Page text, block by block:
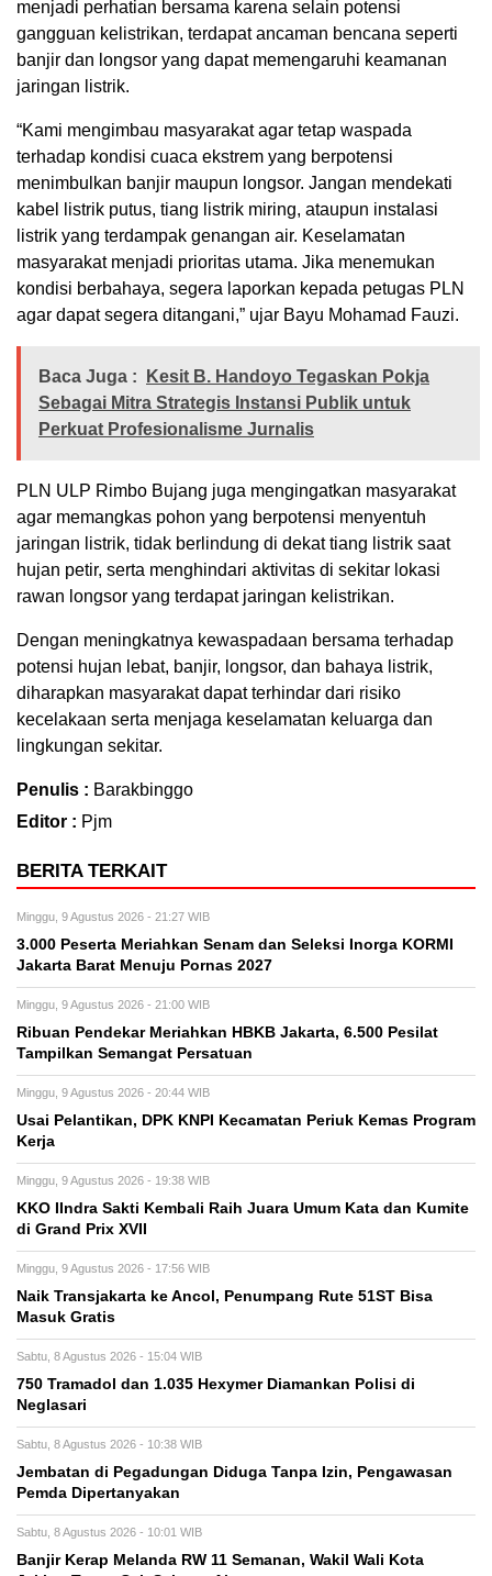
menjadi perhatian bersama karena selain potensi
gangguan kelistrikan, terdapat ancaman bencana seperti
banjir dan longsor yang dapat memengaruhi keamanan
jaringan listrik.
“Kami mengimbau masyarakat agar tetap waspada
terhadap kondisi cuaca ekstrem yang berpotensi
menimbulkan banjir maupun longsor. Jangan mendekati
kabel listrik putus, tiang listrik miring, ataupun instalasi
listrik yang terdampak genangan air. Keselamatan
masyarakat menjadi prioritas utama. Jika menemukan
kondisi berbahaya, segera laporkan kepada petugas PLN
agar dapat segera ditangani,” ujar Bayu Mohamad Fauzi.
Baca Juga :
Kesit B. Handoyo Tegaskan Pokja
Sebagai Mitra Strategis Instansi Publik untuk
Perkuat Profesionalisme Jurnalis
PLN ULP Rimbo Bujang juga mengingatkan masyarakat
agar memangkas pohon yang berpotensi menyentuh
jaringan listrik, tidak berlindung di dekat tiang listrik saat
hujan petir, serta menghindari aktivitas di sekitar lokasi
rawan longsor yang terdapat jaringan kelistrikan.
Dengan meningkatnya kewaspadaan bersama terhadap
potensi hujan lebat, banjir, longsor, dan bahaya listrik,
diharapkan masyarakat dapat terhindar dari risiko
kecelakaan serta menjaga keselamatan keluarga dan
lingkungan sekitar.
Penulis : Barakbinggo
Editor : Pjm
BERITA TERKAIT
Minggu, 9 Agustus 2026 - 21:27 WIB
3.000 Peserta Meriahkan Senam dan Seleksi Inorga KORMI
Jakarta Barat Menuju Pornas 2027
Minggu, 9 Agustus 2026 - 21:00 WIB
Ribuan Pendekar Meriahkan HBKB Jakarta, 6.500 Pesilat
Tampilkan Semangat Persatuan
Minggu, 9 Agustus 2026 - 20:44 WIB
Usai Pelantikan, DPK KNPI Kecamatan Periuk Kemas Program
Kerja
Minggu, 9 Agustus 2026 - 19:38 WIB
KKO IIndra Sakti Kembali Raih Juara Umum Kata dan Kumite
di Grand Prix XVII
Minggu, 9 Agustus 2026 - 17:56 WIB
Naik Transjakarta ke Ancol, Penumpang Rute 51ST Bisa
Masuk Gratis
Sabtu, 8 Agustus 2026 - 15:04 WIB
750 Tramadol dan 1.035 Hexymer Diamankan Polisi di
Neglasari
Sabtu, 8 Agustus 2026 - 10:38 WIB
Jembatan di Pegadungan Diduga Tanpa Izin, Pengawasan
Pemda Dipertanyakan
Sabtu, 8 Agustus 2026 - 10:01 WIB
Banjir Kerap Melanda RW 11 Semanan, Wakil Wali Kota